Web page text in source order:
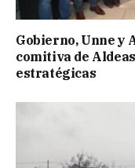
Gobierno, Unne y
comitiva de
estratégicas